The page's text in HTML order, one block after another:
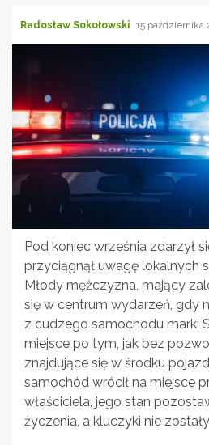
Radosław Sokołowski 15 października
Pod koniec września zdarzył
przyciągnął uwagę lokalnych
Młody mężczyzna, mający
się w centrum wydarzeń, gdy
z cudzego samochodu marki
miejsce po tym, jak bez
znajdujące się w środku
samochód wrócił na miejsce
właściciela, jego stan
życzenia, a kluczyki nie